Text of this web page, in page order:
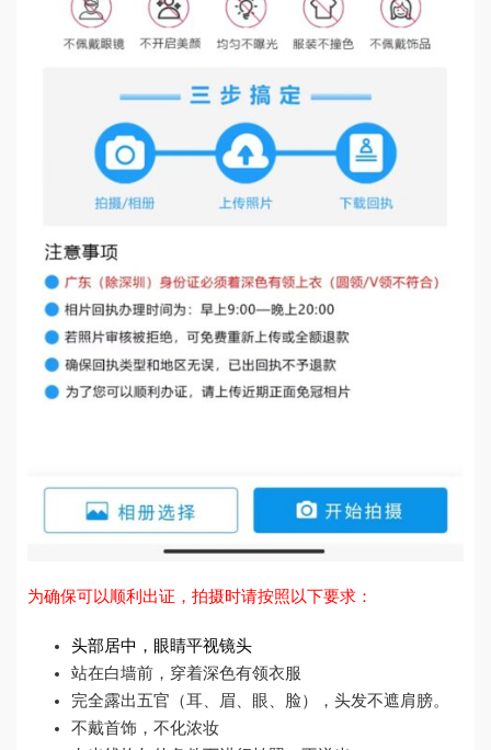
为确保可以顺利出证，拍摄时请按照以下要求：
头部居中，眼睛平视镜头
站在白墙前，穿着深色有领衣服
完全露出五官（耳、眉、眼、脸），头发不遮肩膀。
不戴首饰，不化浓妆